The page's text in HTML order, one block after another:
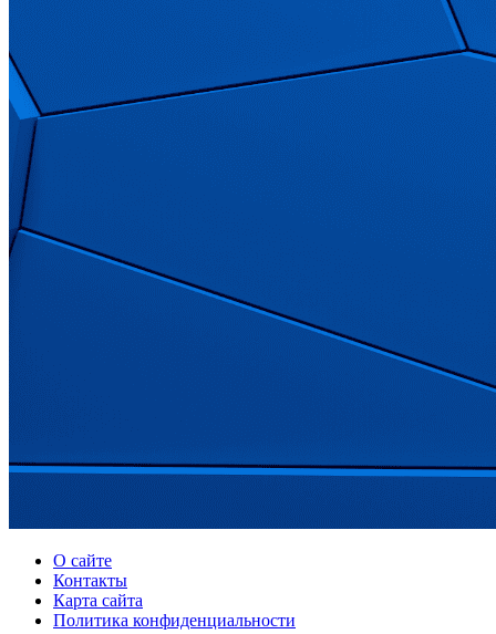
О сайте
Контакты
Карта сайта
Политика конфиденциальности